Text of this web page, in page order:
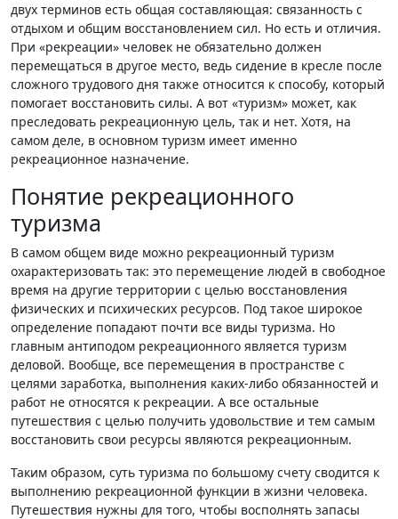
двух терминов есть общая составляющая: связанность с
отдыхом и общим восстановлением сил. Но есть и отличия.
При «рекреации» человек не обязательно должен
перемещаться в другое место, ведь сидение в кресле после
сложного трудового дня также относится к способу, который
помогает восстановить силы. А вот «туризм» может, как
преследовать рекреационную цель, так и нет. Хотя, на
самом деле, в основном туризм имеет именно
рекреационное назначение.
Понятие рекреационного
туризма
В самом общем виде можно рекреационный туризм
охарактеризовать так: это перемещение людей в свободное
время на другие территории с целью восстановления
физических и психических ресурсов. Под такое широкое
определение попадают почти все виды туризма. Но
главным антиподом рекреационного является туризм
деловой. Вообще, все перемещения в пространстве с
целями заработка, выполнения каких-либо обязанностей и
работ не относятся к рекреации. А все остальные
путешествия с целью получить удовольствие и тем самым
восстановить свои ресурсы являются рекреационным.
Таким образом, суть туризма по большому счету сводится к
выполнению рекреационной функции в жизни человека.
Путешествия нужны для того, чтобы восполнять запасы